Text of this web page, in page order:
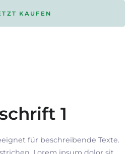
KAUFEN
1
für beschreibende Texte.